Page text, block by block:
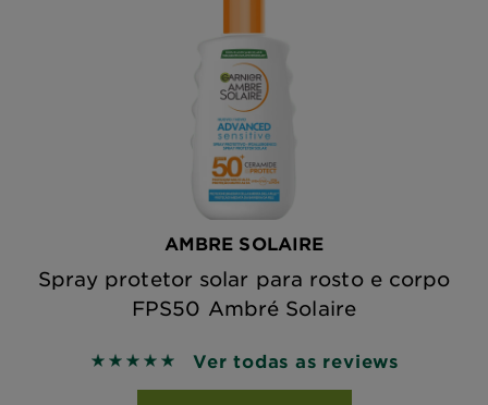
AMBRE SOLAIRE
Spray protetor solar para rosto e corpo
FPS50 Ambré Solaire
5 out of 5 stars based on reviews
Ver todas as reviews